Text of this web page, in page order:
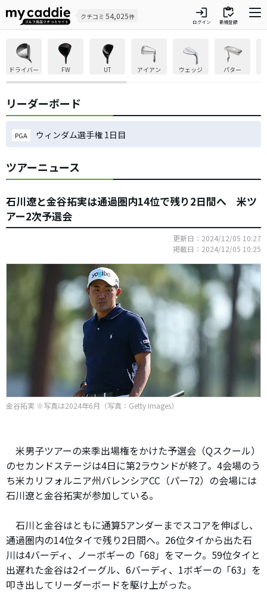
クチコミ 54,025件 login
ログイン
inventory
新規登録
ドライバー FW UT アイアン ウェッジ パター
リーダーボード
PGA ウィンダム選手権 1日目
ツアーニュース
石川遼と金谷拓実は通過圏内14位で残り2日間へ 米ツ
アー2次予選会
更新日：2024/12/05 10:27
掲載日：2024/12/05 10:25
金谷拓実 ※写真は2024年6月（写真：Getty Images）
米男子ツアーの来季出場権をかけた予選会（Qスクール）
のセカンドステージは4日に第2ラウンドが終了。4会場のう
ち米カリフォルニア州バレンシアCC（パー72）の会場には
石川遼と金谷拓実が参加している。
石川と金谷はともに通算5アンダーまでスコアを伸ばし、
通過圏内の14位タイで残り2日間へ。26位タイから出た石
川は4バーディ、ノーボギーの「68」をマーク。59位タイと
出遅れた金谷は2イーグル、6バーディ、1ボギーの「63」を
叩き出してリーダーボードを駆け上がった。